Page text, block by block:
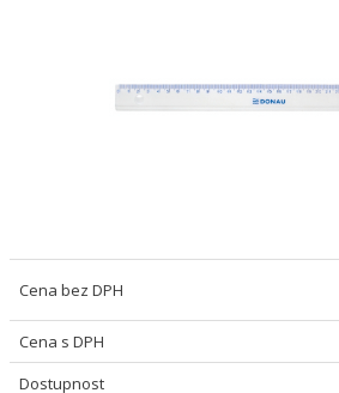
Cena bez DPH
Cena s DPH
Dostupnost